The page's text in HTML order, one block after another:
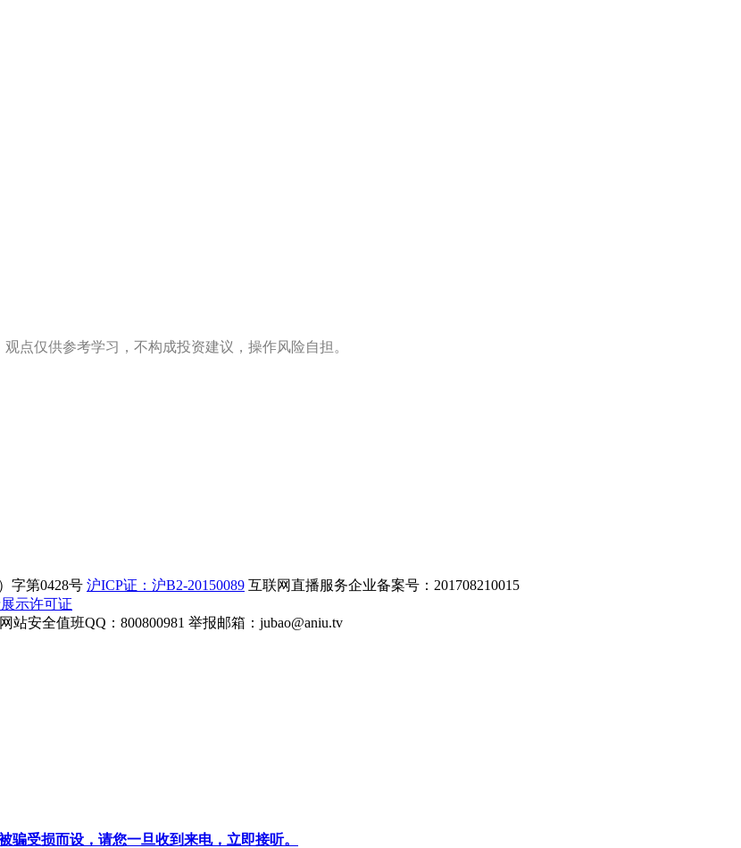
观点仅供参考学习，不构成投资建议，操作风险自担。
字第0428号 沪ICP证：沪B2-20150089 互联网直播服务企业备案号：201708210015
示许可证
网站安全值班QQ：800800981 举报邮箱： jubao@aniu.tv
骗受损而设，请您一旦收到来电，立即接听。